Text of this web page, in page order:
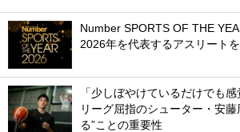
Number SPORTS OF THE
2026年を代表するアスリート
「少しぼやけているだけでも
リーグ屈指のシューター・安藤
る”ことの重要性